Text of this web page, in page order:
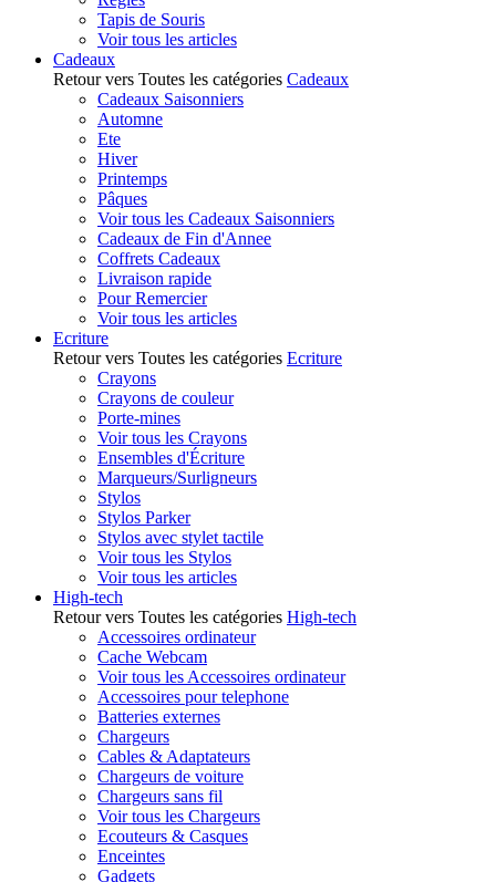
Tapis de Souris
Voir tous les articles
Cadeaux
Retour vers Toutes les catégories Cadeaux
Cadeaux Saisonniers
Automne
Ete
Hiver
Printemps
Pâques
Voir tous les Cadeaux Saisonniers
Cadeaux de Fin d'Annee
Coffrets Cadeaux
Livraison rapide
Pour Remercier
Voir tous les articles
Ecriture
Retour vers Toutes les catégories Ecriture
Crayons
Crayons de couleur
Porte-mines
Voir tous les Crayons
Ensembles d'Écriture
Marqueurs/Surligneurs
Stylos
Stylos Parker
Stylos avec stylet tactile
Voir tous les Stylos
Voir tous les articles
High-tech
Retour vers Toutes les catégories High-tech
Accessoires ordinateur
Cache Webcam
Voir tous les Accessoires ordinateur
Accessoires pour telephone
Batteries externes
Chargeurs
Cables & Adaptateurs
Chargeurs de voiture
Chargeurs sans fil
Voir tous les Chargeurs
Ecouteurs & Casques
Enceintes
Gadgets